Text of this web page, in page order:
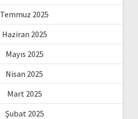
Temmuz 2025
Haziran 2025
Mayıs 2025
Nisan 2025
Mart 2025
Şubat 2025